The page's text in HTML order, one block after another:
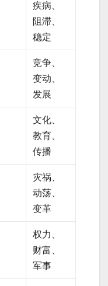
疾病、
阻滞、
稳定
竞争、
变动、
发展
文化、
教育、
传播
灾祸、
动荡、
变革
权力、
财富、
军事